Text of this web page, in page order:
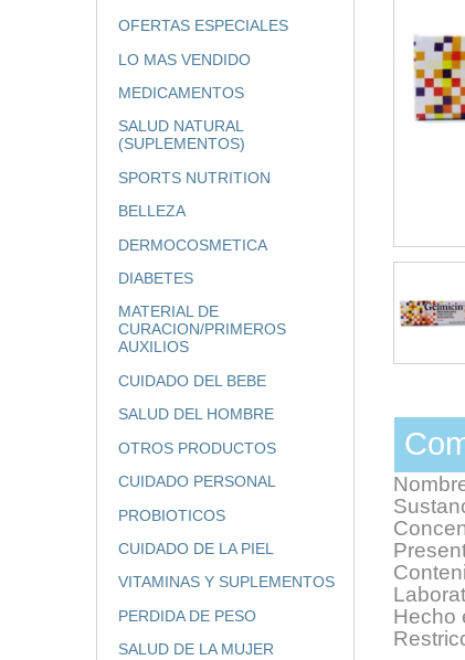
OFERTAS ESPECIALES
LO MAS VENDIDO
MEDICAMENTOS
SALUD NATURAL
(SUPLEMENTOS)
SPORTS NUTRITION
BELLEZA
DERMOCOSMETICA
DIABETES
MATERIAL DE
CURACION/PRIMEROS
AUXILIOS
CUIDADO DEL BEBE
SALUD DEL HOMBRE
OTROS PRODUCTOS
CUIDADO PERSONAL
PROBIOTICOS
CUIDADO DE LA PIEL
VITAMINAS Y SUPLEMENTOS
PERDIDA DE PESO
SALUD DE LA MUJER
Hecho